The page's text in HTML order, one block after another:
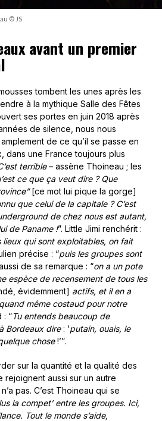
© JS
avant un premier
tombent les unes après les
à la mythique Salle des Fêtes
ses portes en juin 2018 après
de silence, nous nous
de ce qu’il se passe en
dans une France toujours plus
terrible– assène Thoineau ; les
ce que ça veut dire ? Que
[ce mot lui pique la gorge]
que celui de la capitale ? C’est
de chez nous est autant,
de Paname !”. Little Jimi renchérit :
qui sont exploitables, on fait
précise : “puis les groupes sont
de sa remarque : “on a un pote
espèce de recensement de tous les
évidemment] actifs, et il en a
même costaud pour notre
: “Tu entends beaucoup de
Bordeaux dire: ‘putain, ouais, le
chose!’”.
sur la quantité et la qualité des
rejoignent aussi sur un autre
pas. C’est Thoineau qui se
la compet’ entre les groupes. Ici,
Tout le monde s’aide,